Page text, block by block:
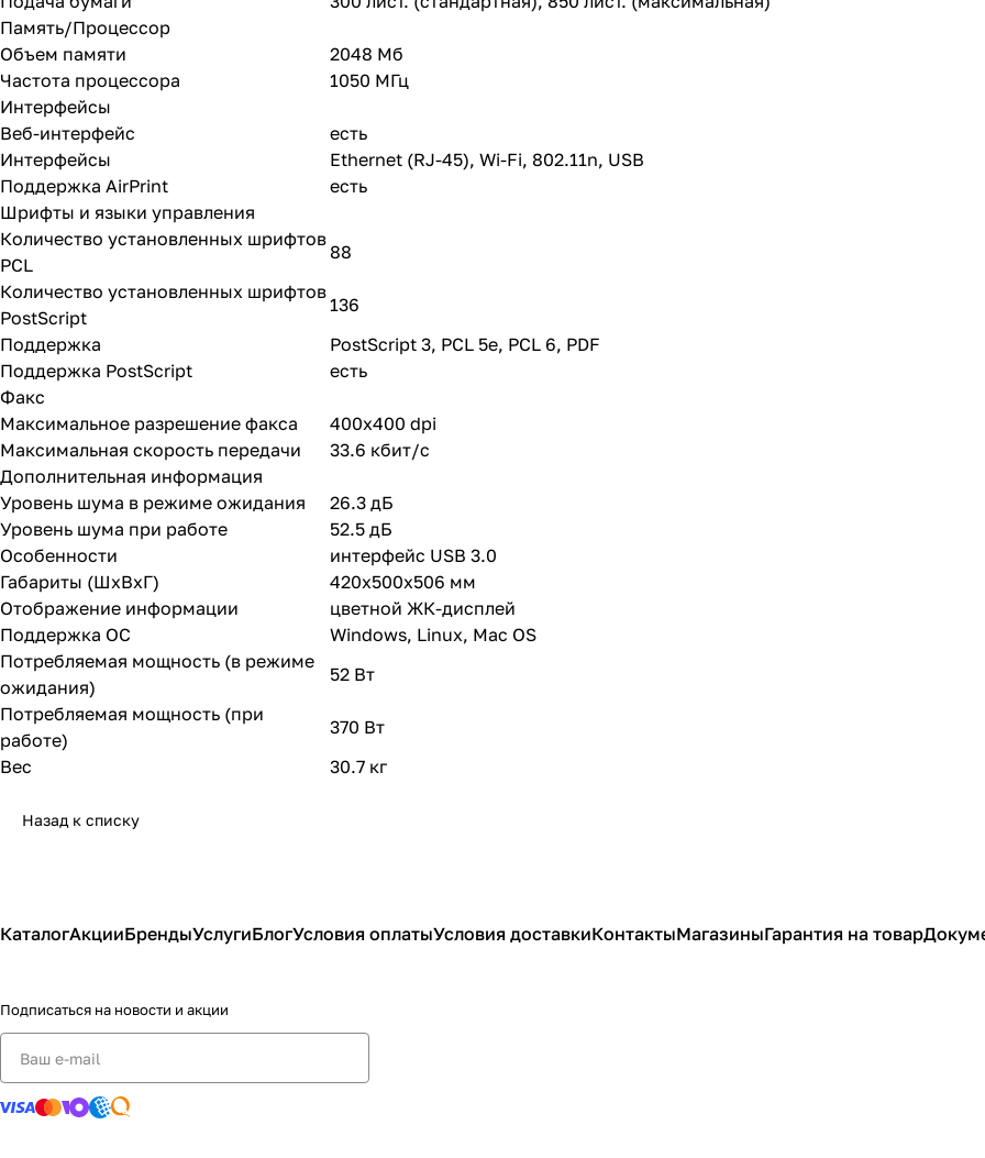
Память/Процессор
Объем памяти
2048 Мб
Частота процессора
1050 МГц
Интерфейсы
Веб-интерфейс
есть
Интерфейсы
Ethernet (RJ-45), Wi-Fi, 802.11n, USB
Поддержка AirPrint
есть
Шрифты и языки управления
Количество установленных шрифтов
PCL
88
Количество установленных шрифтов
PostScript
136
Поддержка
PostScript 3, PCL 5e, PCL 6, PDF
Поддержка PostScript
есть
Факс
Максимальное разрешение факса
400x400 dpi
Максимальная скорость передачи
33.6 кбит/c
Дополнительная информация
Уровень шума в режиме ожидания
26.3 дБ
Уровень шума при работе
52.5 дБ
Особенности
интерфейс USB 3.0
Габариты (ШхВхГ)
420x500x506 мм
Отображение информации
цветной ЖК-дисплей
Поддержка ОС
Windows, Linux, Mac OS
Потребляемая мощность (в режиме
ожидания)
52 Вт
Потребляемая мощность (при
работе)
370 Вт
Вес
30.7 кг
Назад к списку
КаталогАкцииБрендыУслугиБлогУсловия оплатыУсловия доставкиКонтактыМагазиныГарантия на товар
Подписаться на новости и акции